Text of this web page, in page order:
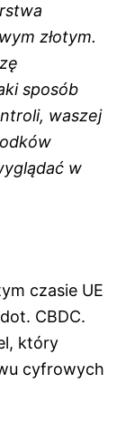
złotym.
sposób
waszej
w
czasie UE
CBDC.
który
cyfrowych